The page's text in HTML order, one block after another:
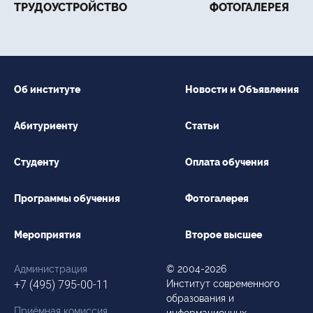
ТРУДОУСТРОЙСТВО ФОТОГАЛЕРЕЯ
Об институте
Абитуриенту
Студенту
Программы обучения
Мероприятия
Новости и Объявления
Статьи
Оплата обучения
Фотогалерея
Второе высшее
Администрация
+7 (495) 795-00-11
© 2004-2026
Институт современного
образования и